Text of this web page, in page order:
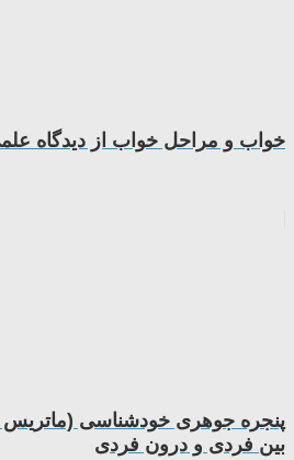
خواب و مراحل خواب از دیدگاه
پنجره جوهری خودشناسی (ماتریس
بین فردی و درون فردی